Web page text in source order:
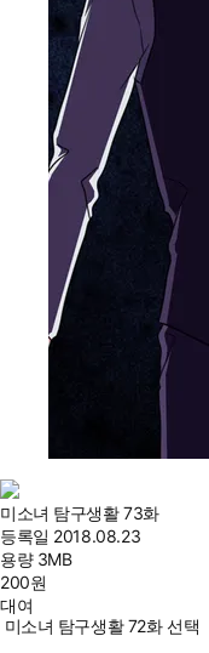
미소녀 탐구생활 73화
등록일 2018.08.23
용량 3MB
200원
대여
미소녀 탐구생활 72화 선택